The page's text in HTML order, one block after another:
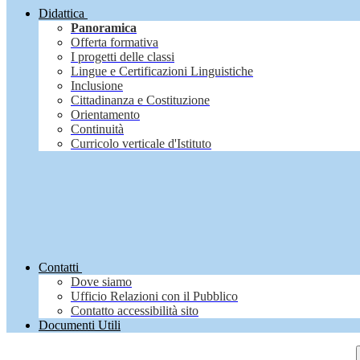
Didattica
Panoramica
Offerta formativa
I progetti delle classi
Lingue e Certificazioni Linguistiche
Inclusione
Cittadinanza e Costituzione
Orientamento
Continuità
Curricolo verticale d'Istituto
Contatti
Dove siamo
Ufficio Relazioni con il Pubblico
Contatto accessibilità sito
Documenti Utili